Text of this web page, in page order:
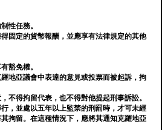
性任務。
固定的貨幣報酬，並應享有法律規定的其他
豁免權。
地亞議會中表達的意見或投票而被起訴，拘
不得拘留代表，也不得對他提起刑事訴訟。
，並處以五年以上監禁的刑罰時，才可未經
拘留。在這種情況下，應將其通知克羅地亞